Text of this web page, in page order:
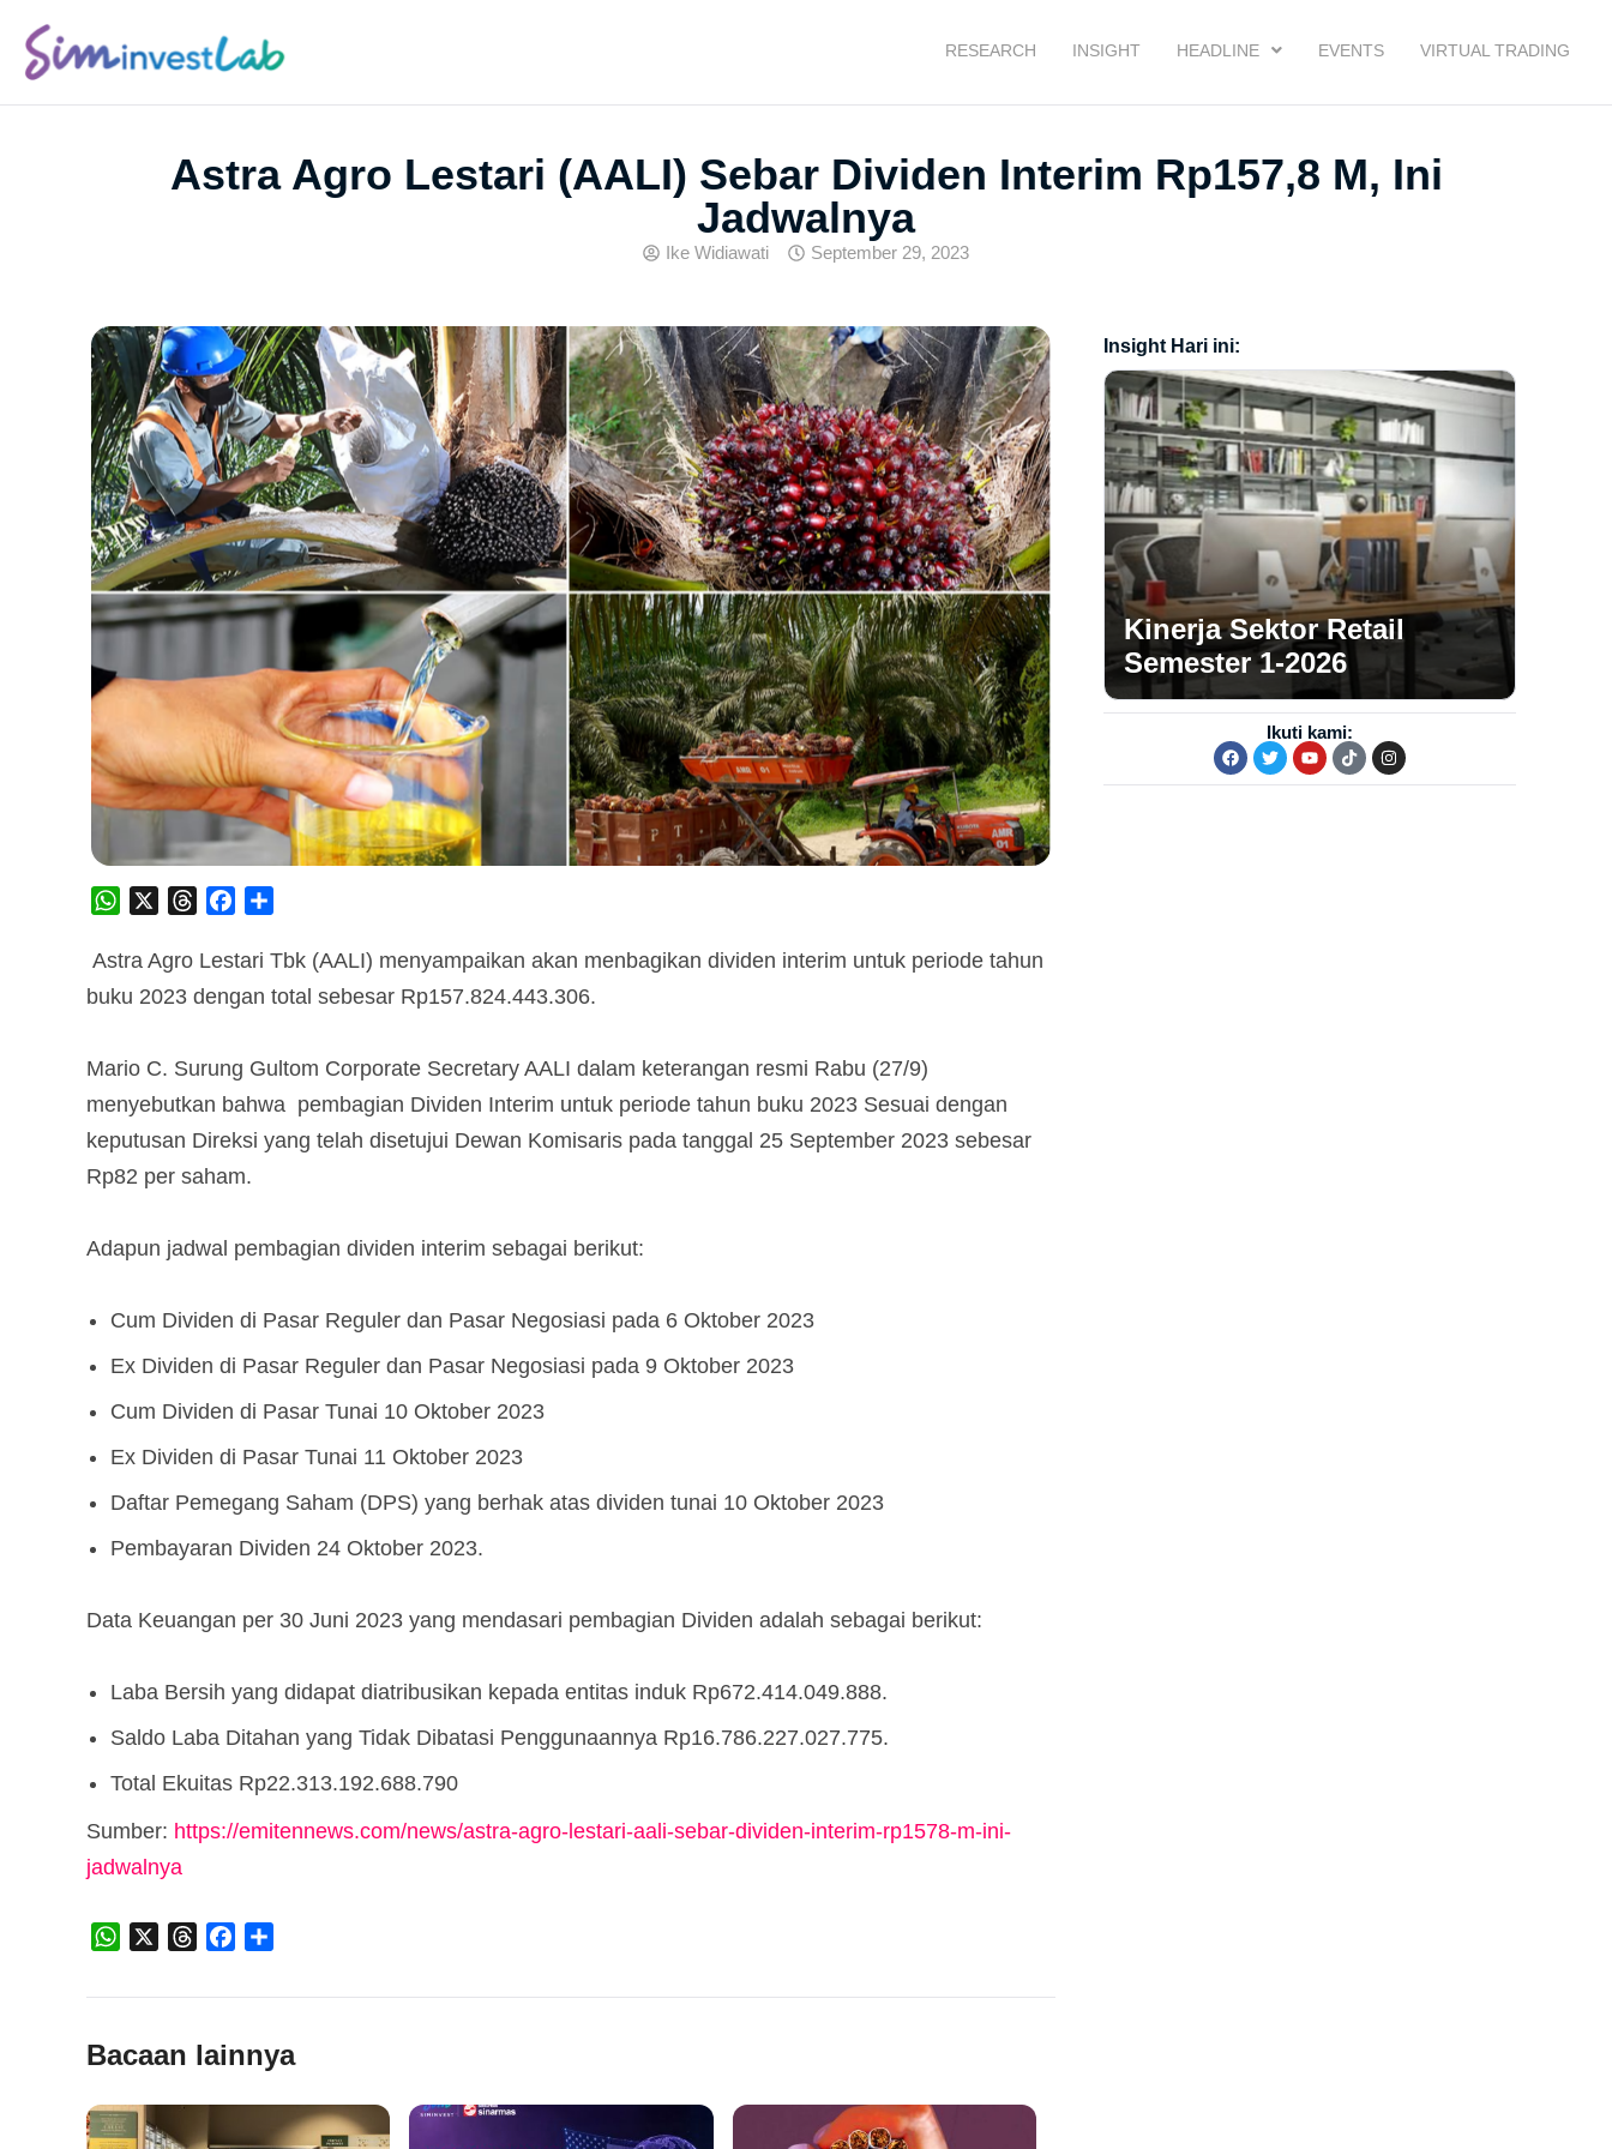
RESEARCH INSIGHT HEADLINE EVENTS VIRTUAL TRADING
Astra Agro Lestari (AALI) Sebar Dividen Interim Rp157,8 M, Ini
Jadwalnya
Ike Widiawati September 29, 2023
WhatsApp ThreadsFacebook
Astra Agro Lestari Tbk (AALI) menyampaikan akan menbagikan dividen interim untuk periode tahun
buku 2023 dengan total sebesar Rp157.824.443.306.
Mario C. Surung Gultom Corporate Secretary AALI dalam keterangan resmi Rabu (27/9)
menyebutkan bahwa pembagian Dividen Interim untuk periode tahun buku 2023 Sesuai dengan
keputusan Direksi yang telah disetujui Dewan Komisaris pada tanggal 25 September 2023 sebesar
Rp82 per saham.
Adapun jadwal pembagian dividen interim sebagai berikut:
Cum Dividen di Pasar Reguler dan Pasar Negosiasi pada 6 Oktober 2023
Ex Dividen di Pasar Reguler dan Pasar Negosiasi pada 9 Oktober 2023
Cum Dividen di Pasar Tunai 10 Oktober 2023
Ex Dividen di Pasar Tunai 11 Oktober 2023
Daftar Pemegang Saham (DPS) yang berhak atas dividen tunai 10 Oktober 2023
Pembayaran Dividen 24 Oktober 2023.
Data Keuangan per 30 Juni 2023 yang mendasari pembagian Dividen adalah sebagai berikut:
Laba Bersih yang didapat diatribusikan kepada entitas induk Rp672.414.049.888.
Saldo Laba Ditahan yang Tidak Dibatasi Penggunaannya Rp16.786.227.027.775.
Total Ekuitas Rp22.313.192.688.790
Sumber: https://emitennews.com/news/astra-agro-lestari-aali-sebar-dividen-interim-rp1578-m-ini-
jadwalnya
WhatsApp ThreadsFacebook
Bacaan lainnya
Insight Hari ini:
Kinerja Sektor Retail
Semester 1-2026
Ikuti kami: